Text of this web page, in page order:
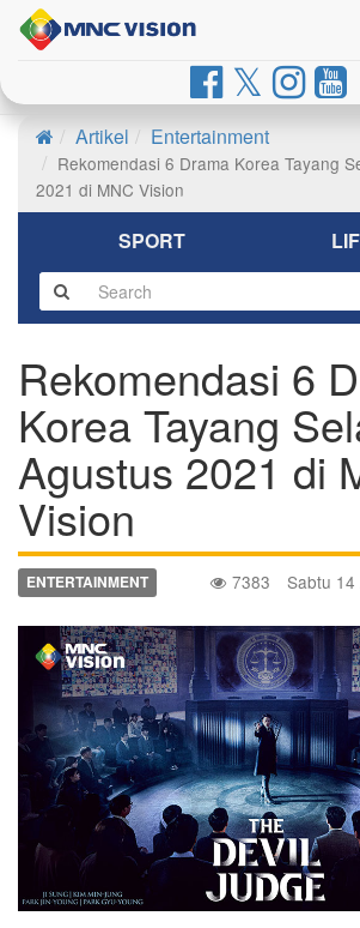
Artikel Entertainment
Rekomendasi 6 Drama Korea Tayang
2021 di MNC Vision
SPORT
Rekomendasi 6
Korea Tayang
Agustus 2021 di
Vision
ENTERTAINMENT 7383 Sabtu